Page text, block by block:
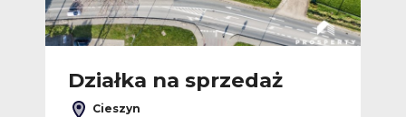
Działka na sprzedaż
Cieszyn